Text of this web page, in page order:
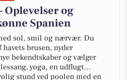
Oplevelser og
Spanien
sol, smil og nærvær. Du
brusen, nyder
bekendtskaber og vælger
yoga, en udflugt…
stund ved poolen med en